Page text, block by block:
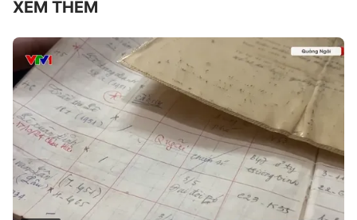
XEM THÊM